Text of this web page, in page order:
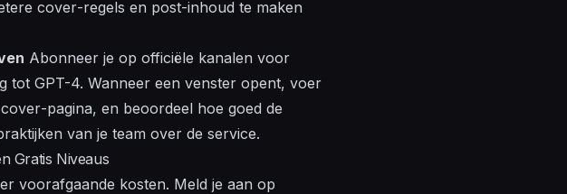
cover-regels en post-inhoud te maken
Abonneer je op officiële kanalen voor
tot GPT-4. Wanneer een venster opent, voer
cover-pagina, en beoordeel hoe goed de
van je team over de service.
Gratis Niveaus
voorafgaande kosten. Meld je aan op